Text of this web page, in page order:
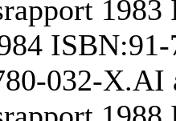
032-X.AI